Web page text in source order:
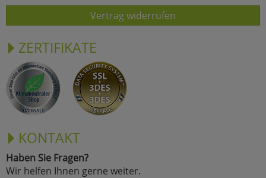
Vertrag widerrufen
ZERTIFIKATE
KONTAKT
Haben Sie Fragen?
Wir helfen Ihnen gerne weiter.